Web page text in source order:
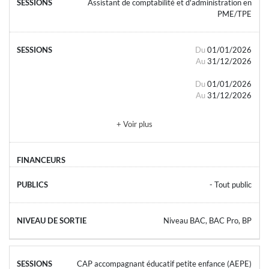
Assistant de comptabilité et d'administration en
PME/TPE
Du 01/01/2026
Au 31/12/2026
Du 01/01/2026
Au 31/12/2026
+ Voir plus
- Tout public
Niveau BAC, BAC Pro, BP
CAP accompagnant éducatif petite enfance (AEPE)